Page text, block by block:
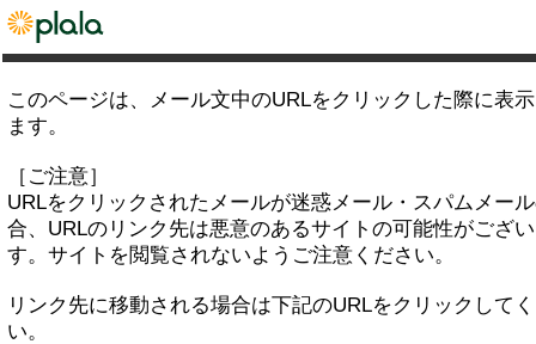
このページは、メール文中のURLをクリックした際に表
ます。
［ご注意］
URLをクリックされたメールが迷惑メール・スパムメー
合、URLのリンク先は悪意のあるサイトの可能性がござ
す。サイトを閲覧されないようご注意ください。
リンク先に移動される場合は下記のURLをクリックして
い。